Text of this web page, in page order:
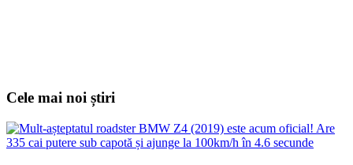
Cele mai noi știri